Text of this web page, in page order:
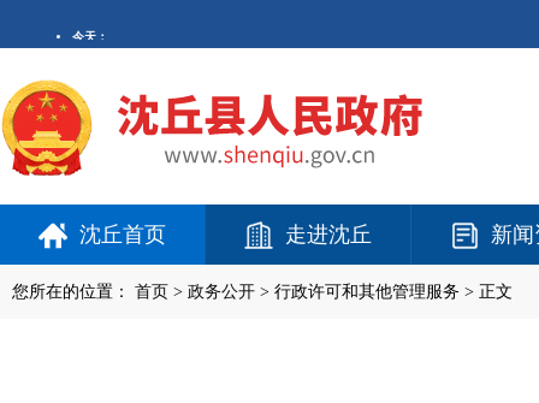
沈丘首页 走进沈丘 新
您所在的位置： 首页 > 政务公开 > 行政许可和其他管理服务 > 正文